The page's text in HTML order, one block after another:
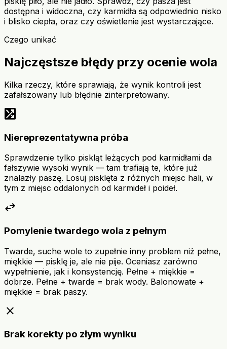
dostępna i widoczna, czy karmidła są odpowiednio nisko
i blisko ciepła, oraz czy oświetlenie jest wystarczające.
Czego unikać
Najczęstsze błędy przy ocenie wola
Kilka rzeczy, które sprawiają, że wynik kontroli jest
zafałszowany lub błędnie zinterpretowany.
shuffle_on
Niereprezentatywna próba
Sprawdzenie tylko piskląt leżących pod karmidłami da
fałszywie wysoki wynik — tam trafiają te, które już
znalazły paszę. Losuj pisklęta z różnych miejsc hali, w
tym z miejsc oddalonych od karmideł i poideł.
swap_horiz
Pomylenie twardego wola z pełnym
Twarde, suche wole to zupełnie inny problem niż pełne,
miękkie — pisklę je, ale nie pije. Oceniasz zarówno
wypełnienie, jak i konsystencję. Pełne + miękkie =
dobrze. Pełne + twarde = brak wody. Balonowate +
miękkie = brak paszy.
close
Brak korekty po złym wyniku